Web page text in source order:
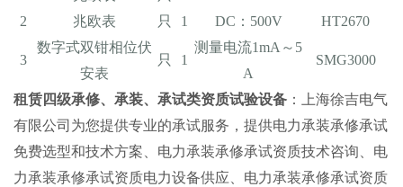
2
兆欧表 只 1 DC：500V HT2670
3
数字式双钳相位伏
安表
只 1
测量电流1mA～5
A
SMG3000
租赁四级承修、承装、承试类资质试验设备 ：上海徐吉电气
有限公司为您提供专业的承试服务，提供电力承装承修承试
免费选型和技术方案、电力承装承修承试资质技术咨询、电
力承装承修承试资质电力设备供应、电力承装承修承试资质